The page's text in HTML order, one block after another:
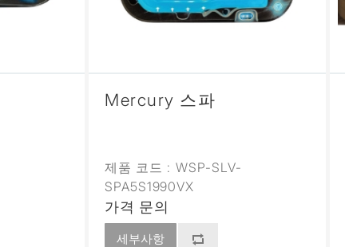
Mercury 스파
제품 코드 : WSP-SLV-
SPA5S1990VX
가격 문의
세부사항